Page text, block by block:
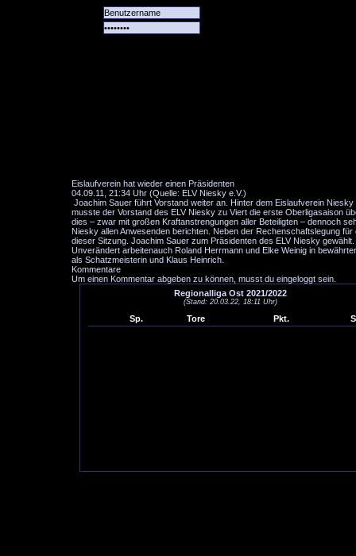
Eislaufverein hat wieder einen Präsidenten
04.09.11, 21:34 Uhr (Quelle: ELV Niesky e.V.)
Joachim Sauer führt Vorstand weiter an. Hinter dem Eislaufverein
musste der Vorstand des ELV Niesky zu Viert die erste Oberligasaison
dies – zwar mit großen Kraftanstrengungen aller Beteiligten – dennoch
Niesky allen Anwesenden berichten. Neben der Rechenschaftslegung
dieser Sitzung. Joachim Sauer zum Präsidenten des ELV Niesky
Unverändert arbeitenauch Roland Herrmann und Elke Weinig in
als Schatzmeisterin und Klaus Heinrich.
Kommentare
Um einen Kommentar abgeben zu können, musst du eingeloggt sein.
Regionalliga Ost 2021/2022
(Stand: 20.03.22, 18:11 Uhr)
Sp. Tore Pkt.